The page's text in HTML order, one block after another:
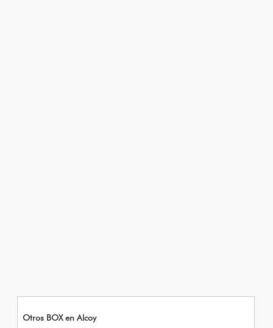
Otros BOX en Alcoy